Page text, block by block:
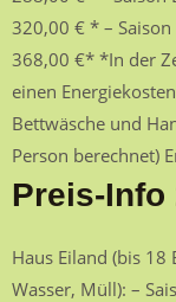
320,00 € * –
368,00 €* *In der
einen
Bettwäsche und
Person berechnet)
Preis-Info
Haus Eiland (bis 18
Wasser, Müll): –